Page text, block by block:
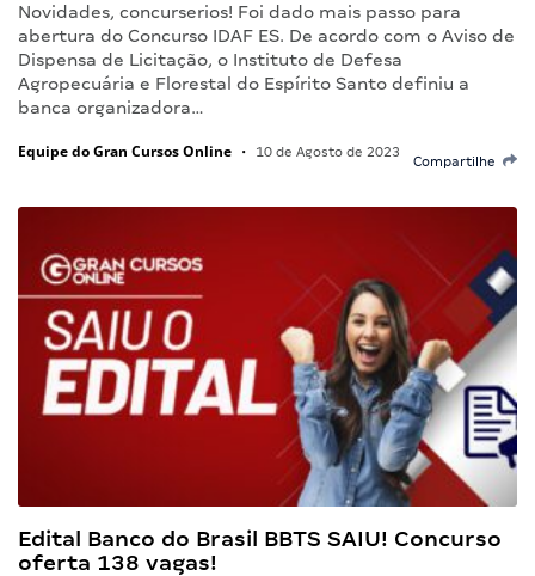
Novidades, concurserios! Foi dado mais passo para
abertura do Concurso IDAF ES. De acordo com o Aviso de
Dispensa de Licitação, o Instituto de Defesa
Agropecuária e Florestal do Espírito Santo definiu a
banca organizadora…
Equipe do Gran Cursos Online • 10 de Agosto de 2023
Compartilhe
Edital Banco do Brasil BBTS SAIU! Concurso
oferta 138 vagas!